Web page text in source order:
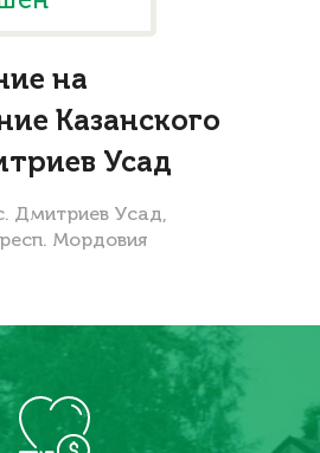
на
Казанского
Усад
Дмитриев Усад,
Мордовия